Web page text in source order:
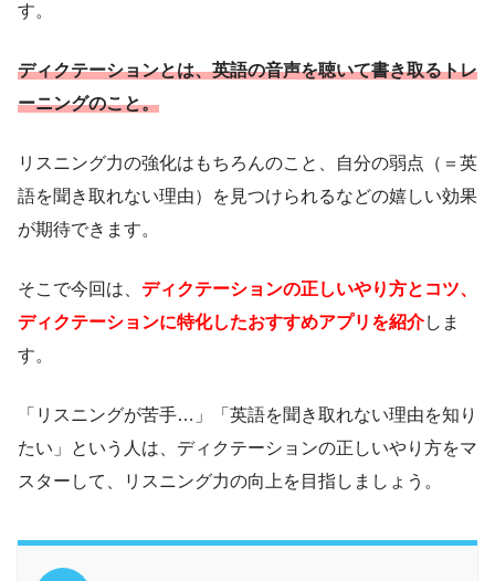
す。
ディクテーションとは、英語の音声を聴いて書き取るトレ
ーニングのこと。
リスニング力の強化はもちろんのこと、自分の弱点（＝英
語を聞き取れない理由）を見つけられるなどの嬉しい効果
が期待できます。
そこで今回は、 ディクテーションの正しいやり方とコツ、
ディクテーションに特化したおすすめアプリを紹介しま
す。
「リスニングが苦手…」「英語を聞き取れない理由を知り
たい」という人は、ディクテーションの正しいやり方をマ
スターして、リスニング力の向上を目指しましょう。